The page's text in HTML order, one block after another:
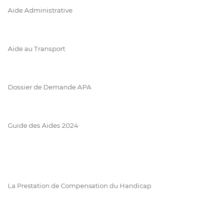
Aide Administrative
Aide au Transport
Dossier de Demande APA
Guide des Aides 2024
La Prestation de Compensation du Handicap